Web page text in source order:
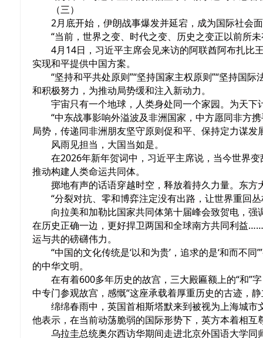
（三）
2月底开始，伊朗战事爆发并延宕，成为国际社会
“当前，世界之变、时代之变、历史之变正以前所
4月14日，习近平主席会见来访的阿联酋阿布扎比
实现和平提供中国方案。
“坚持和平共处原则”“坚持国家主权原则”“坚持国
和积极努力，为推动局势缓和注入新动力。
宇宙只有一个地球，人类身处同一个家园。为天
“中东战事影响外溢波及非洲国家，中方愿同非方
局势，传递同非洲朋友坚守原则促和平、保持定力谋
风雨见担当，大国当如是。
在2026年新年贺词中，习近平主席说，当今世界
推动构建人类命运共同体。
掷地有声的话语穿越时空，释放着持久力量。东
“分裂对抗、零和博弈注定没有出路，让世界重回
向拉美和加勒比国家共同体第十届峰会致贺电，
在历史正确一边，更好捍卫两国和全球南方共同利益
运与共的磅礴伟力。
“中国的文化传统是‘以和为贵’，追求的是‘和而
的中华文明。
在有着600多年历史的故宫，三大殿匾额上的“和”
中专门参观故宫，感慨“这座承载着厚重历史的古迹，
绵绵春雨中，英国首相斯塔默来到被视为上海城
他表示，在当前动荡脆弱的国际形势下，英方本着相
乌拉圭总统奥尔西访华期间走进北京外国语大学